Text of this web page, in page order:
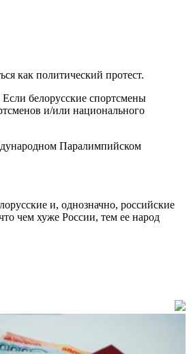
как политический протест.
белорусские спортсмены
и/или национального
Паралимпийском
и, однозначно, российские
чем хуже России, тем ее народ